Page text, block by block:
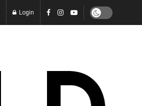
Login